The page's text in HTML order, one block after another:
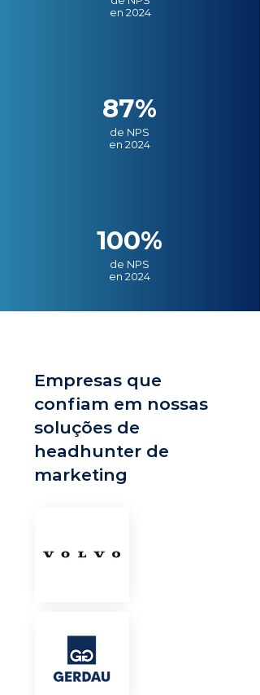
en 2024
87%
de NPS
en 2024
100%
de NPS
en 2024
Empresas que
confiam em nossas
soluções de
headhunter de
marketing